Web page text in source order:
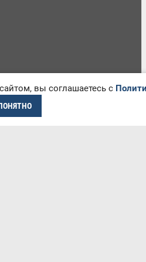
вы соглашаетесь с